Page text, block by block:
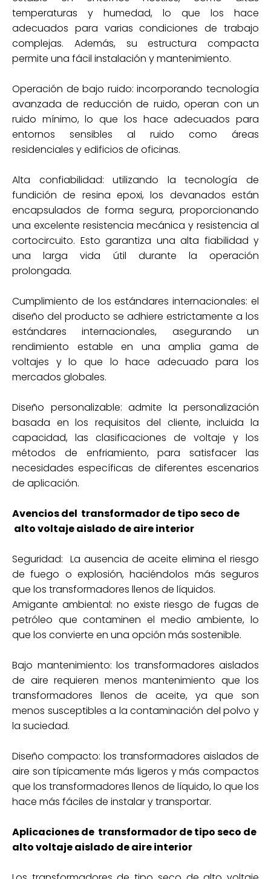
temperaturas y humedad, lo que los hace
adecuados para varias condiciones de trabajo
complejas. Además, su estructura compacta
permite una fácil instalación y mantenimiento.
Operación de bajo ruido: incorporando tecnología
avanzada de reducción de ruido, operan con un
ruido mínimo, lo que los hace adecuados para
entornos sensibles al ruido como áreas
residenciales y edificios de oficinas.
Alta confiabilidad: utilizando la tecnología de
fundición de resina epoxi, los devanados están
encapsulados de forma segura, proporcionando
una excelente resistencia mecánica y resistencia al
cortocircuito. Esto garantiza una alta fiabilidad y
una larga vida útil durante la operación
prolongada.
Cumplimiento de los estándares internacionales: el
diseño del producto se adhiere estrictamente a los
estándares internacionales, asegurando un
rendimiento estable en una amplia gama de
voltajes y lo que lo hace adecuado para los
mercados globales.
Diseño personalizable: admite la personalización
basada en los requisitos del cliente, incluida la
capacidad, las clasificaciones de voltaje y los
métodos de enfriamiento, para satisfacer las
necesidades específicas de diferentes escenarios
de aplicación.
Avencios del transformador de tipo seco de
alto voltaje aislado de aire interior
Seguridad: La ausencia de aceite elimina el riesgo
de fuego o explosión, haciéndolos más seguros
que los transformadores llenos de líquidos.
Amigante ambiental: no existe riesgo de fugas de
petróleo que contaminen el medio ambiente, lo
que los convierte en una opción más sostenible.
Bajo mantenimiento: los transformadores aislados
de aire requieren menos mantenimiento que los
transformadores llenos de aceite, ya que son
menos susceptibles a la contaminación del polvo y
la suciedad.
Diseño compacto: los transformadores aislados de
aire son típicamente más ligeros y más compactos
que los transformadores llenos de líquido, lo que los
hace más fáciles de instalar y transportar.
Aplicaciones de transformador de tipo seco de
alto voltaje aislado de aire interior